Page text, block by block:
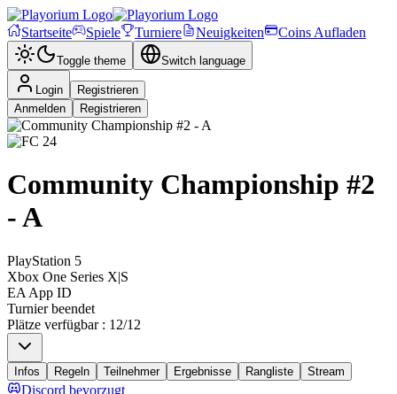
Startseite Spiele Turniere Neuigkeiten Coins Aufladen
Toggle theme Switch language
Login
Registrieren
Anmelden
Registrieren
Community Championship #2
- A
PlayStation 5
Xbox One Series X|S
EA App ID
Turnier beendet
Plätze verfügbar: 12/12
Infos Regeln Teilnehmer Ergebnisse Rangliste Stream
Discord bevorzugt